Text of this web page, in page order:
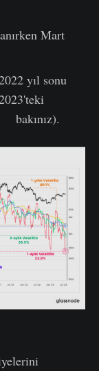
Mart
yıl sonu
bakınız).